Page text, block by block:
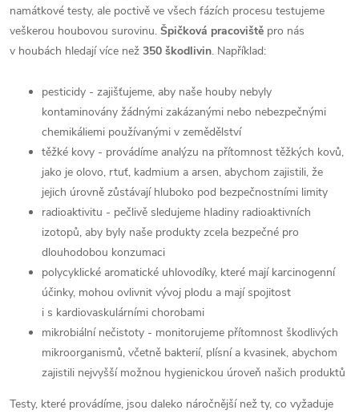
namátkové testy, ale poctivě ve všech fázích procesu testujeme
veškerou houbovou surovinu. Špičková pracoviště pro nás
v houbách hledají více než 350 škodlivin. Například:
pesticidy - zajišťujeme, aby naše houby nebyly
kontaminovány žádnými zakázanými nebo nebezpečnými
chemikáliemi používanými v zemědělství
těžké kovy - provádíme analýzu na přítomnost těžkých kovů,
jako je olovo, rtuť, kadmium a arsen, abychom zajistili, že
jejich úrovně zůstávají hluboko pod bezpečnostními limity
radioaktivitu - pečlivě sledujeme hladiny radioaktivních
izotopů, aby byly naše produkty zcela bezpečné pro
dlouhodobou konzumaci
polycyklické aromatické uhlovodíky, které mají karcinogenní
účinky, mohou ovlivnit vývoj plodu a mají spojitost
i s kardiovaskulárními chorobami
mikrobiální nečistoty - monitorujeme přítomnost škodlivých
mikroorganismů, včetně bakterií, plísní a kvasinek, abychom
zajistili nejvyšší možnou hygienickou úroveň našich produktů
Testy, které provádíme, jsou daleko náročnější než ty, co vyžaduje